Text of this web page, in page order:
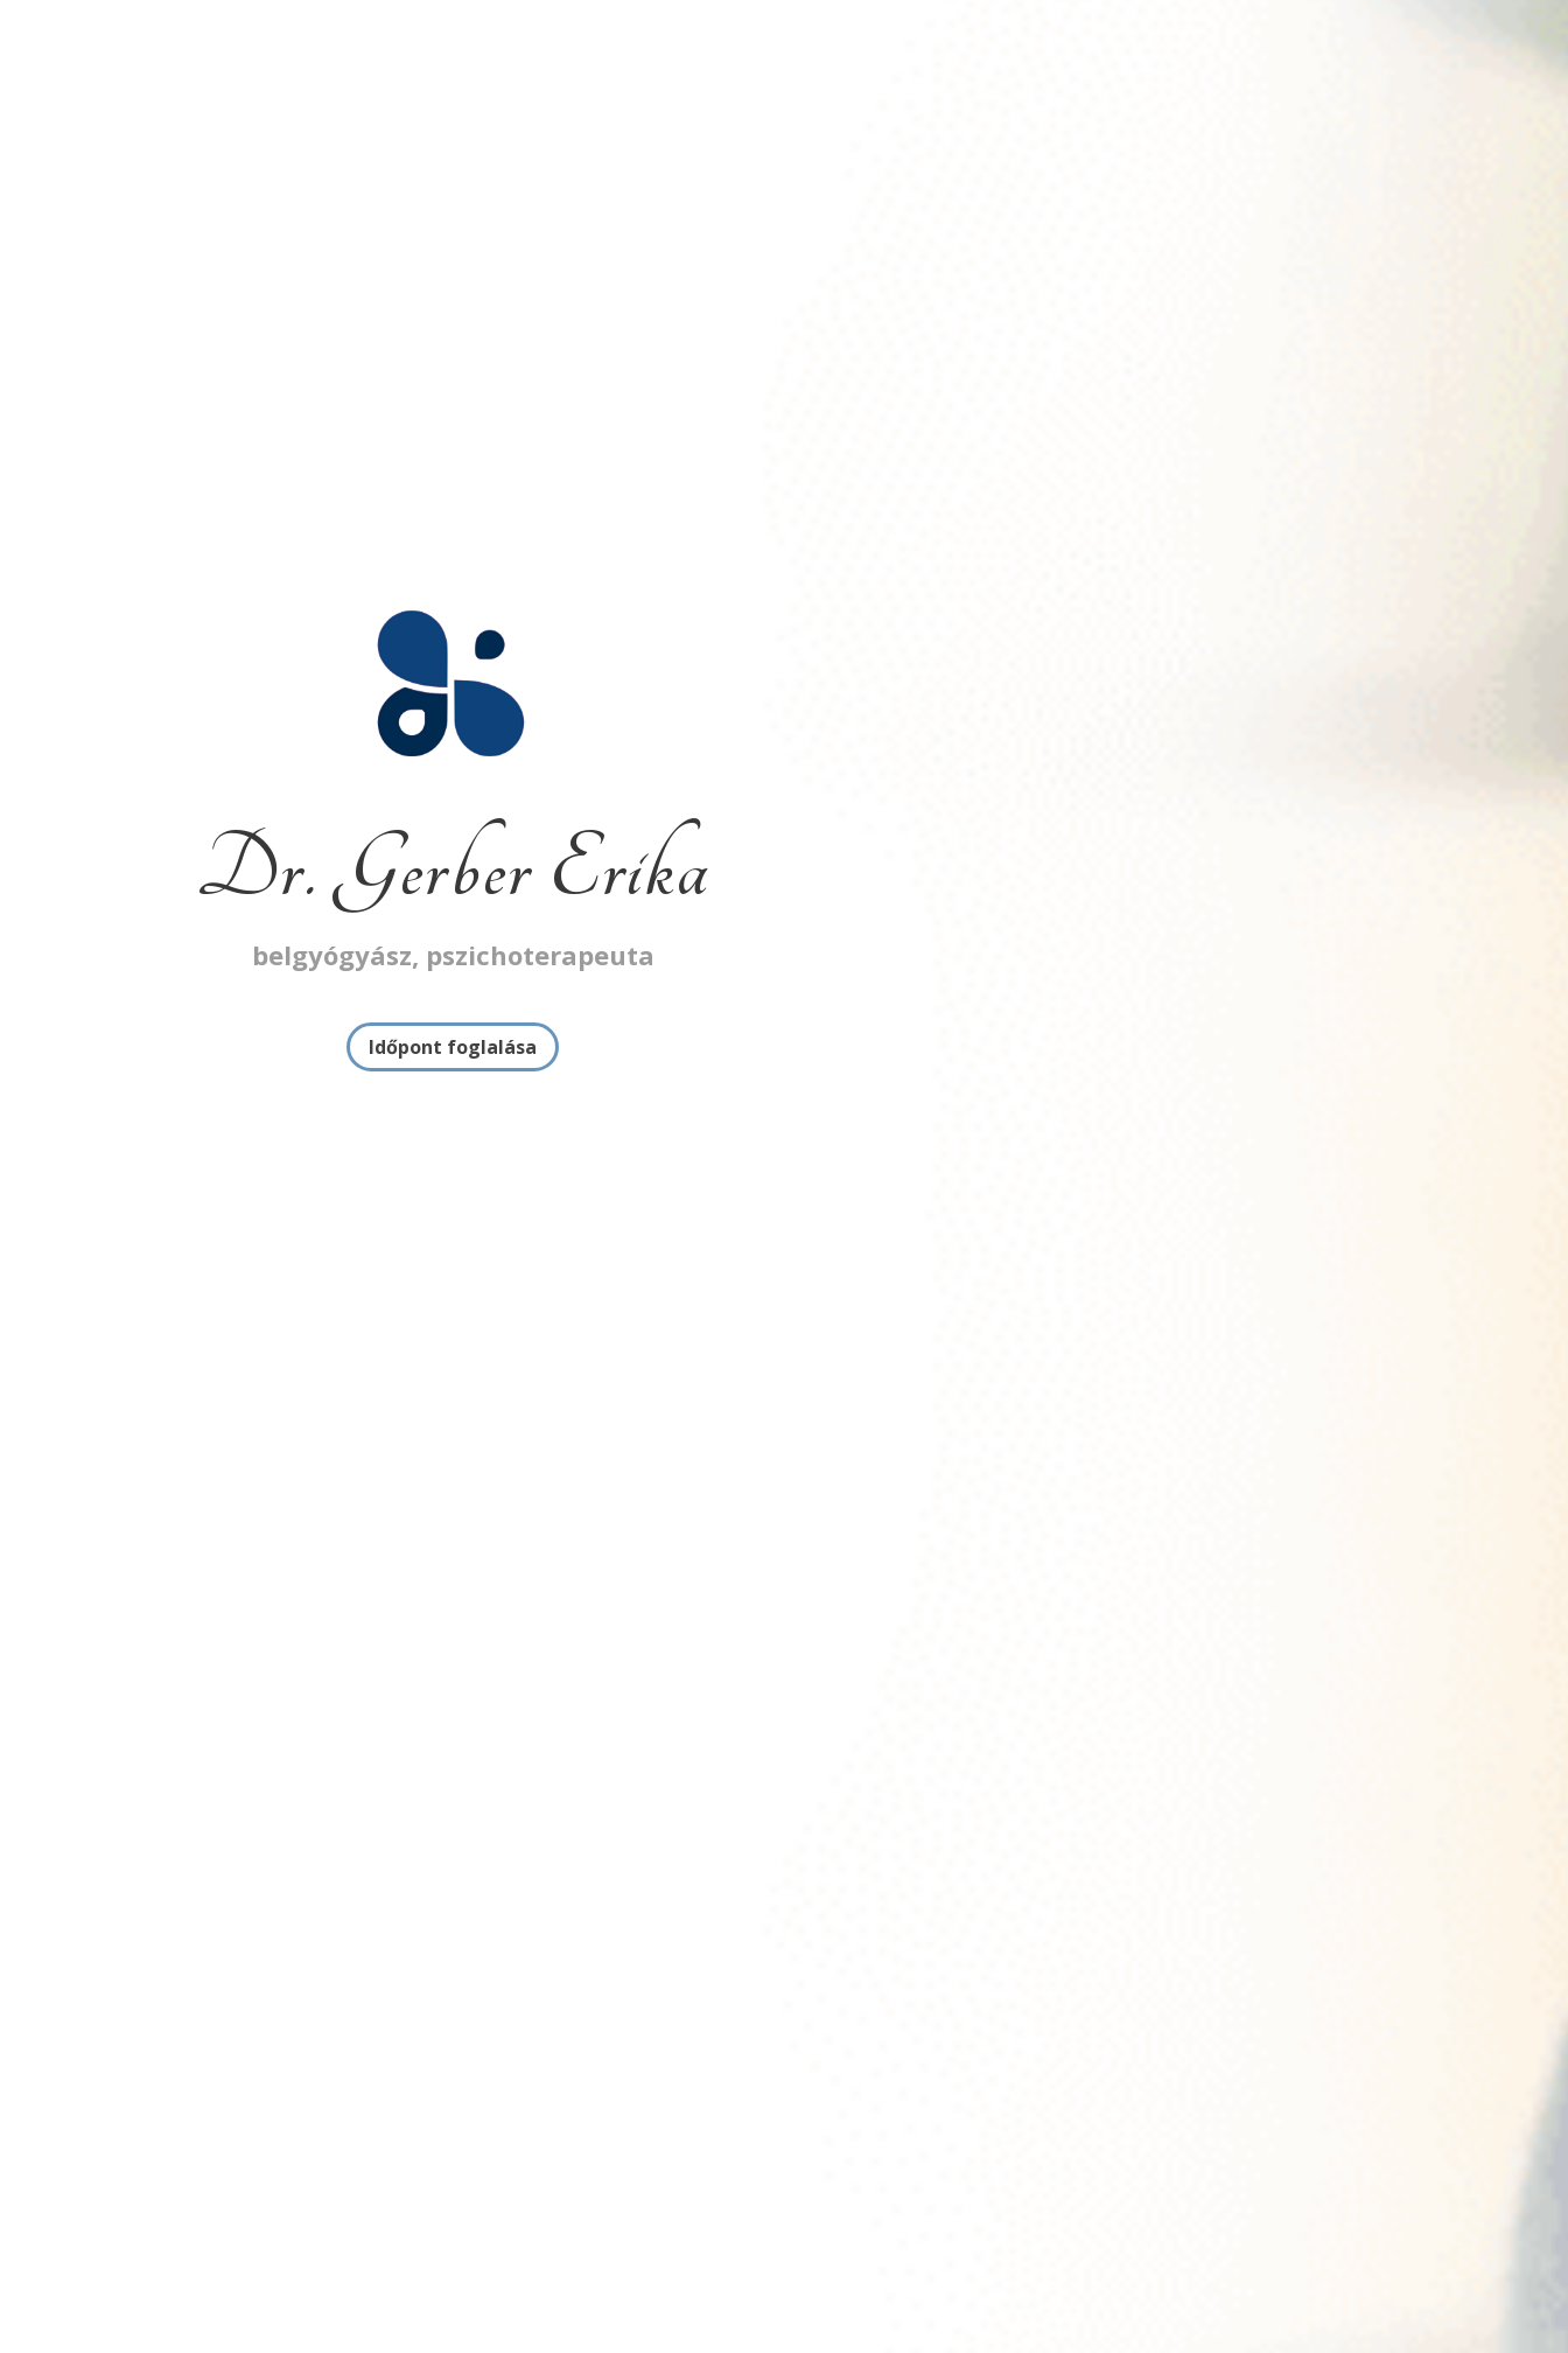
Dr. Gerber Erika
belgyógyász, pszichoterapeuta
Időpont foglalása